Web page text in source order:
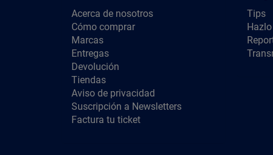
Acerca de nosotros
Cómo comprar
Marcas
Entregas
Devolución
Tiendas
Aviso de privacidad
Suscripción a Newsletters
Factura tu ticket
Tips